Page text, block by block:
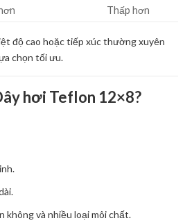
Thấp hơn
độ cao hoặc tiếp xúc thường xuyên
chọn tối ưu.
hơi Teflon 12×8?
không và nhiều loại môi chất.